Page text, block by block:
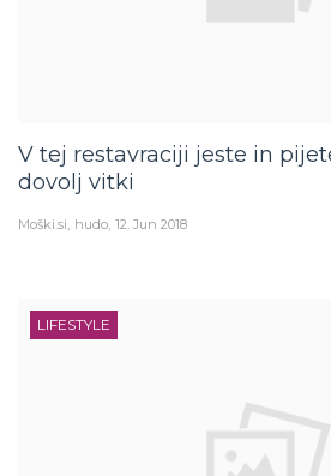
V tej restavraciji jeste in
dovolj vitki
Moški.si hudo 12. Jun 2018
LIFESTYLE